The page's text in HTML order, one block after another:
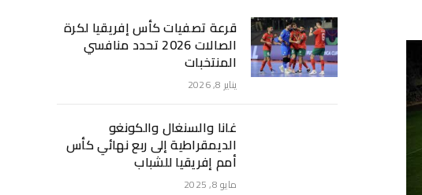
قرعة تصفيات كأس إفريقيا لكرة
الصالات 2026 تحدد منافسي
المنتخبات
يناير 8, 2026
غانا والسنغال والكونغو
الديمقراطية إلى ربع نهائي كأس
أمم إفريقيا للشباب
مايو 8, 2025